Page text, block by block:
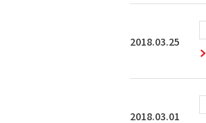
2018.03.25
2018.03.01